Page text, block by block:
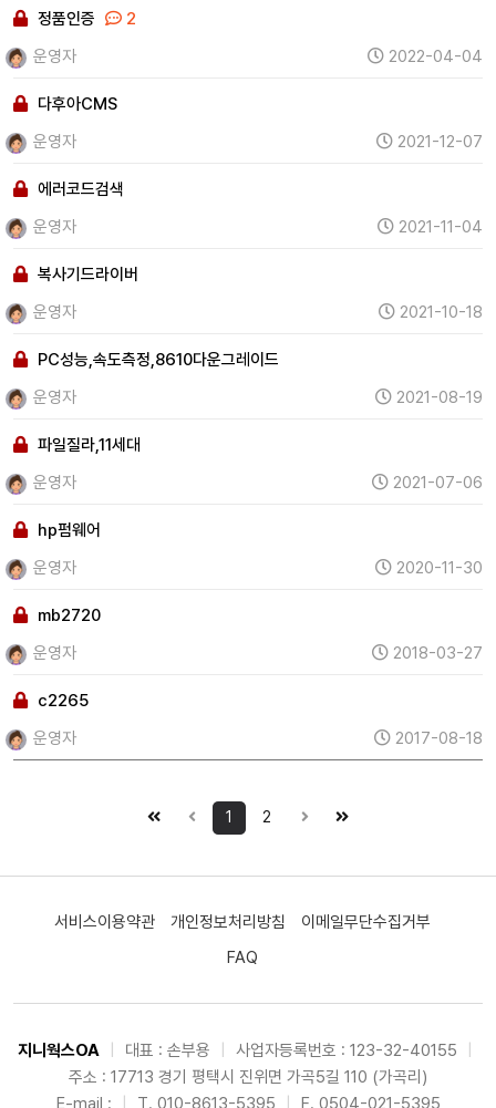
정품인증
2
운영자
2022-04-04
다후아CMS
운영자
2021-12-07
에러코드검색
운영자
2021-11-04
복사기드라이버
운영자
2021-10-18
PC성능,속도측정,8610다운그레이드
운영자
2021-08-19
파일질라,11세대
운영자
2021-07-06
hp펌웨어
운영자
2020-11-30
mb2720
운영자
2018-03-27
c2265
운영자
2017-08-18
1 2
서비스이용약관 개인정보처리방침
이메일무단수집거부
FAQ
지니웍스OA 대표 : 손부용 사업자등록번호 : 123-32-40155
주소 : 17713 경기 평택시 진위면 가곡5길 110 (가곡리)
E-mail :
T. 010-8613-5395 F. 0504-021-5395